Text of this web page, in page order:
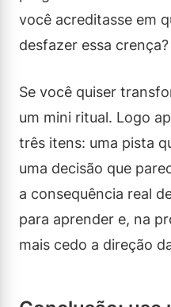
você acreditasse em
desfazer essa crença?
Se você quiser
um mini ritual. Logo
três itens: uma pista
uma decisão que
a consequência real
para aprender e, na
mais cedo a direção